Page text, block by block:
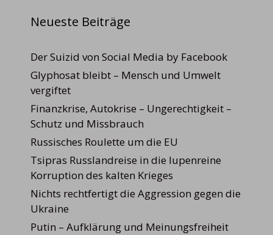
Neueste Beiträge
Der Suizid von Social Media by Facebook
Glyphosat bleibt – Mensch und Umwelt
vergiftet
Finanzkrise, Autokrise – Ungerechtigkeit –
Schutz und Missbrauch
Russisches Roulette um die EU
Tsipras Russlandreise in die lupenreine
Korruption des kalten Krieges
Nichts rechtfertigt die Aggression gegen die
Ukraine
Putin – Aufklärung und Meinungsfreiheit